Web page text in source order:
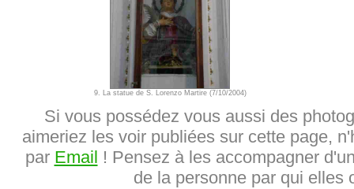
9. La statue de S. Lorenzo Martire (7/10/2004)
Si vous possédez vous aussi des
aimeriez les voir publiées sur cette page,
par Email ! Pensez à les accompagner
de la personne par qui elles